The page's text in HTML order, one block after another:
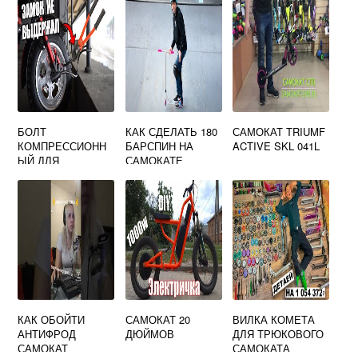
БОЛТ
КОМПРЕССИОНН
ЫЙ ДЛЯ
КАК СДЕЛАТЬ 180
БАРСПИН НА
САМОКАТЕ
САМОКАТ TRIUMF
ACTIVE SKL 041L
КАК ОБОЙТИ
АНТИФРОД
САМОКАТ
САМОКАТ 20
ДЮЙМОВ
ВИЛКА КОМЕТА
ДЛЯ ТРЮКОВОГО
САМОКАТА